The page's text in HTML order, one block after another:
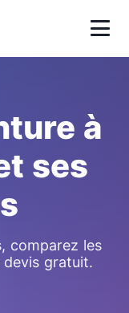
à
ses
comparez les
gratuit.